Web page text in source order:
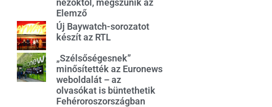
nézőktől, megszűnik az
Elemző
Új Baywatch-sorozatot
készít az RTL
„Szélsőségesnek”
minősítették az Euronews
weboldalát – az
olvasókat is büntethetik
Fehéroroszországban